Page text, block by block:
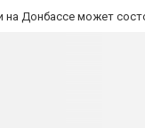
Донбассе может